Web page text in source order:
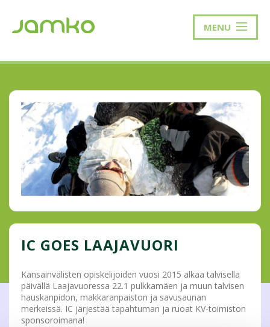
MENU
IC GOES LAAJAVUORI
Kansainvälisten opiskelijoiden vuosi 2015 alkaa talvisella
päivällä Laajavuoressa 22.1 pulkkamäen ja muun talvisen
hauskanpidon, makkaranpaiston ja savusaunan
merkeissä. IC järjestää tapahtuman ja ruoat KV-toimiston
sponsoroimana!